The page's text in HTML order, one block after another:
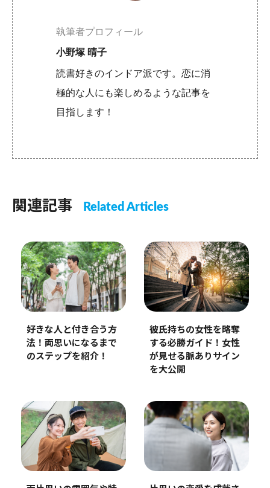
執筆者プロフィール
小野塚 晴子
読書好きのインドア派です。恋に消
極的な人にも楽しめるような記事を
目指します！
関連記事 Related Articles
好きな人と付き合う方
法！両思いになるまで
のステップを紹介！
彼氏持ちの女性を略奪
する必勝ガイド！女性
が見せる脈ありサイン
を大公開